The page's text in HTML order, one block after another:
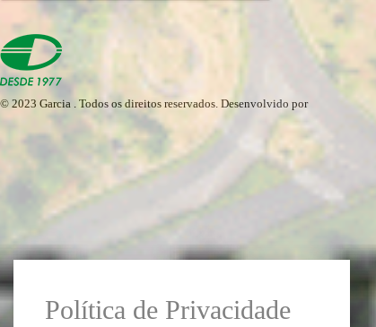
© 2023 Garcia . Todos os direitos reservados. Desenvolvido por
Política de Privacidade